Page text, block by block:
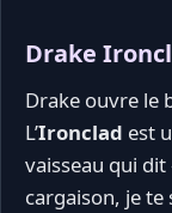
Drake
Drake ouvre le
L’Ironclad est
vaisseau qui
cargaison, je te